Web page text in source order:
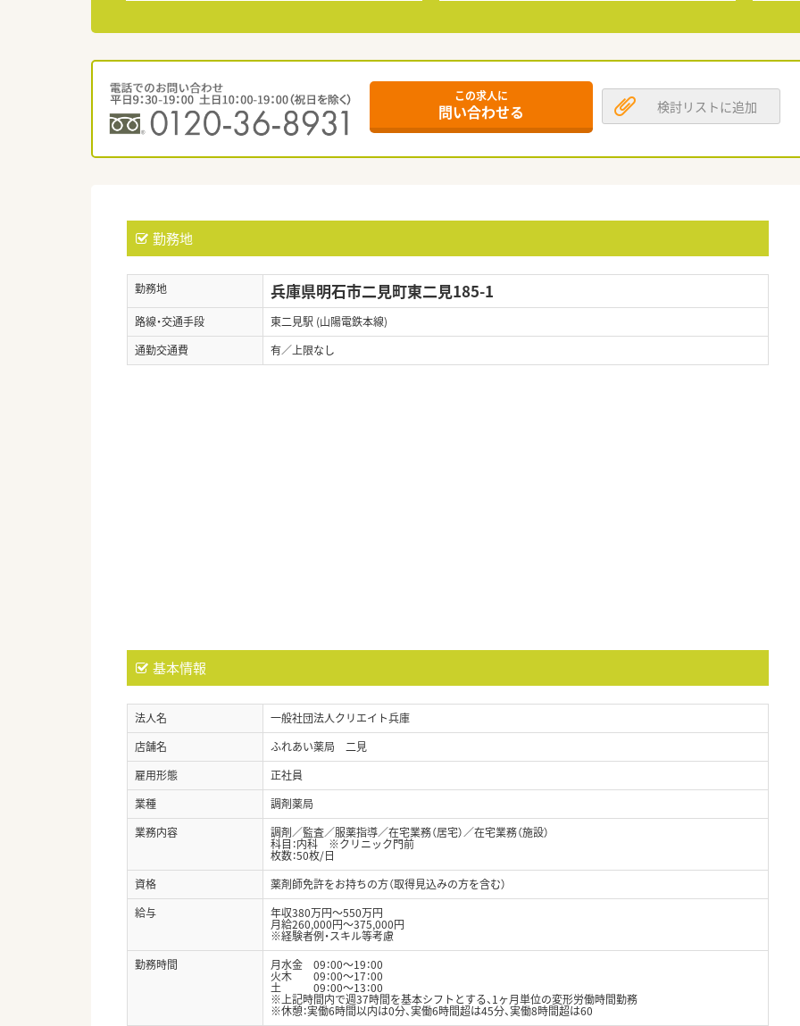
この求人に
問い合わせる 検討リストに追加
勤務地
勤務地 兵庫県明石市二見町東二見185-1
路線・交通手段
東二見駅 (山陽電鉄本線)
通勤交通費
有／上限なし
基本情報
法人名
一般社団法人クリエイト兵庫
店舗名
ふれあい薬局 二見
雇用形態
正社員
業種
調剤薬局
業務内容
調剤／監査／服薬指導／在宅業務（居宅）／在宅業務（施設）
科目：内科 ※クリニック門前
枚数：50枚/日
資格
薬剤師免許をお持ちの方（取得見込みの方を含む）
給与
年収380万円～550万円
月給260,000円～375,000円
※経験者例・スキル等考慮
勤務時間
月水金 09：00～19：00
火木 09：00～17：00
土 09：00～13：00
※上記時間内で週37時間を基本シフトとする、1ヶ月単位の変形労働時間勤務
※休憩：実働6時間以内は0分、実働6時間超は45分、実働8時間超は60